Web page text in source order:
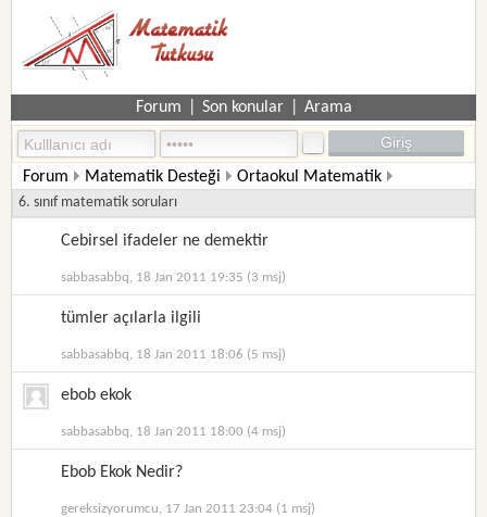
Forum Son konular Arama
Forum Matematik Desteği Ortaokul Matematik
6. sınıf matematik soruları
Cebirsel ifadeler ne demektir
sabbasabbq, 18 Jan 2011 19:35 (3 msj)
tümler açılarla ilgili
sabbasabbq, 18 Jan 2011 18:06 (5 msj)
ebob ekok
sabbasabbq, 18 Jan 2011 18:00 (4 msj)
Ebob Ekok Nedir?
gereksizyorumcu, 17 Jan 2011 23:04 (1 msj)